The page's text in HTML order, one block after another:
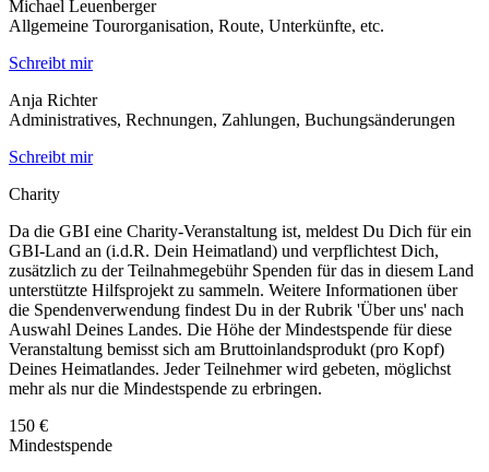
Michael Leuenberger
Allgemeine Tourorganisation, Route, Unterkünfte, etc.
Schreibt mir
Anja Richter
Administratives, Rechnungen, Zahlungen, Buchungsänderungen
Schreibt mir
Charity
Da die GBI eine Charity-Veranstaltung ist, meldest Du Dich für ein
GBI-Land an (i.d.R. Dein Heimatland) und verpflichtest Dich,
zusätzlich zu der Teilnahmegebühr Spenden für das in diesem Land
unterstützte Hilfsprojekt zu sammeln. Weitere Informationen über
die Spendenverwendung findest Du in der Rubrik 'Über uns' nach
Auswahl Deines Landes. Die Höhe der Mindestspende für diese
Veranstaltung bemisst sich am Bruttoinlandsprodukt (pro Kopf)
Deines Heimatlandes. Jeder Teilnehmer wird gebeten, möglichst
mehr als nur die Mindestspende zu erbringen.
150 €
Mindestspende